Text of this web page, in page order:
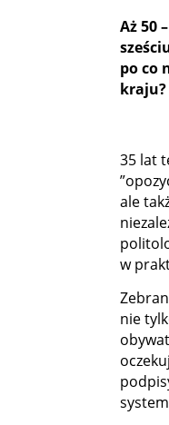
Aż 50
po co
kraju?
35 lat
ale
w
nie